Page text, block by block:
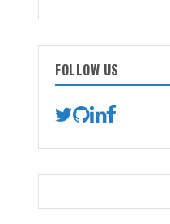
FOLLOW US